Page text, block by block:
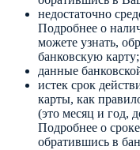
недостаточно
Подробнее о
можете узнать,
банковскую карту;
данные
истек срок
карты, как
(это месяц и год,
Подробнее о
обратившись в